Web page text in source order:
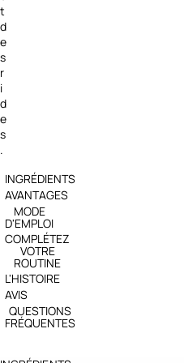
t
d
e
s
r
i
d
e
s
.
INGRÉDIENTS
AVANTAGES
MODE
D'EMPLOI
COMPLÉTEZ
VOTRE
ROUTINE
L'HISTOIRE
AVIS
QUESTIONS
FRÉQUENTES